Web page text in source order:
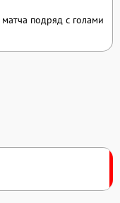
матча подряд с голами